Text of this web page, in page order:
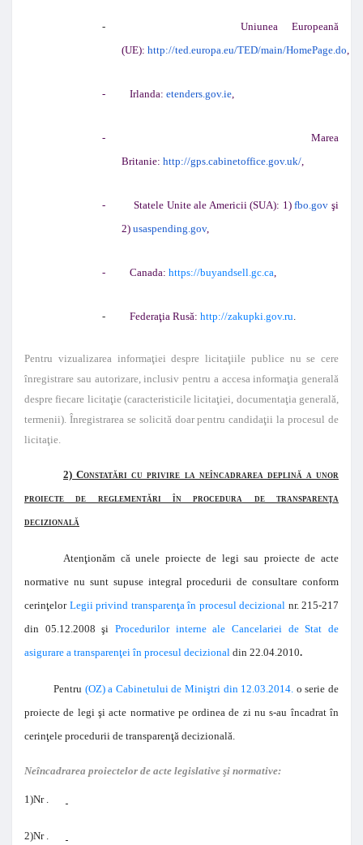
-
Uniunea Europeană
(UE): http://ted.europa.eu/TED/main/HomePage.do,
- Irlanda: etenders.gov.ie,
-
Marea
Britanie: http://gps.cabinetoffice.gov.uk/,
- Statele Unite ale Americii (SUA): 1)fbo.gov şi
2) usaspending.gov,
- Canada: https://buyandsell.gc.ca,
- Federaţia Rusă: http://zakupki.gov.ru.
Pentru vizualizarea informaţiei despre licitaţiile publice nu se cere
înregistrare sau autorizare, inclusiv pentru a accesa informaţia generală
despre fiecare licitaţie (caracteristicile licitaţiei, documentaţia generală,
termenii). Înregistrarea se solicită doar pentru candidaţii la procesul de
licitaţie.
2) Constatări cu privire la neîncadrarea deplină a unor
proiecte de reglementări în procedura de transparenţa
decizională
Atenţionăm că unele proiecte de legi sau proiecte de acte
normative nu sunt supuse integral procedurii de consultare conform
cerinţelor Legii privind transparenţa în procesul decizional nr. 215-217
din 05.12.2008 şi Procedurilor interne ale Cancelariei de Stat de
asigurare a transparenţei în procesul decizional din 22.04.2010.
Pentru (OZ) a Cabinetului de Miniştri din 12.03.2014. o serie de
proiecte de legi şi acte normative pe ordinea de zi nu s-au încadrat în
cerinţele procedurii de transparenţă decizională.
Neîncadrarea proiectelor de acte legislative şi normative:
1)Nr .
2)Nr .